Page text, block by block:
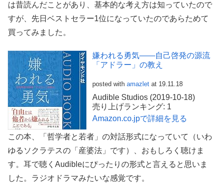
は昔読んだことがあり、基本的な考え方は知っていたので
すが、先日ベストセラー1位になっていたのであらためて
買ってみました。
嫌われる勇気――自己啓発の源流
「アドラー」の教え
posted with amazlet at 19.11.18
Audible Studios (2019-10-18)
売り上げランキング: 1
Amazon.co.jpで詳細を見る
この本、「哲学者と若者」の対話形式になっていて（いわ
ゆるソクラテスの「産婆法」です）、おもしろく聴けま
す。耳で聴くAudibleにぴったりの形式と言えると思いま
した。ラジオドラマみたいな感覚です。